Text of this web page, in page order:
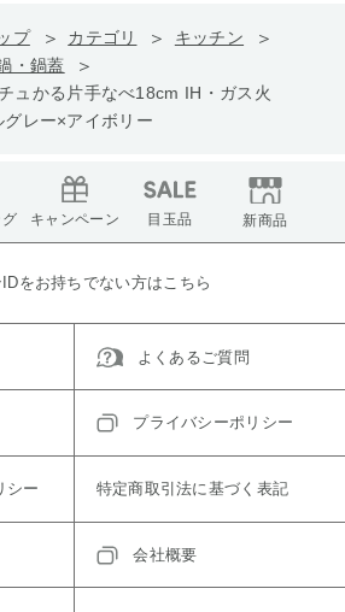
プ カテゴリ
キッチン
・鍋蓋
ュかる片手なべ18cm IH・ガス火
レー×アイボリー
キャンペーン 目玉品 新商品
をお持ちでない方はこちら
よくあるご質問
プライバシーポリシー
シー 特定商取引法に基づく表記
会社概要